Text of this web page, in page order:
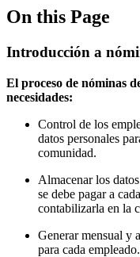
On this Page
Introducción a
El proceso de nóminas
necesidades:
Control de los
datos personales
comunidad.
Almacenar los
se debe pagar a
contabilizarla en la
Generar mensual y
para cada empleado.